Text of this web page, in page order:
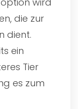
die zur
dient.
ein
Tier
es zum